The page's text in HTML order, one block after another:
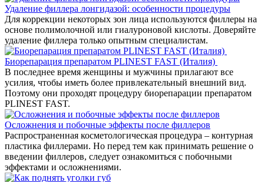
Удаление филлера лонгидазой: особенности процедуры
Для коррекции некоторых зон лица используются филлеры на
основе полимолочной или гиалуроновой кислоты. Доверяйте
удаление филлера только опытным специалистам.
Биорепарация препаратом PLINEST FAST (Италия)
В последнее время женщины и мужчины прилагают все
усилия, чтобы иметь более привлекательный внешний вид.
Поэтому они проходят процедуру биорепарации препаратом
PLINEST FAST.
Осложнения и побочные эффекты после филлеров
Распространенная косметологическая процедура – контурная
пластика филлерами. Но перед тем как принимать решение о
введении филлеров, следует ознакомиться с побочными
эффектами и осложнениями.